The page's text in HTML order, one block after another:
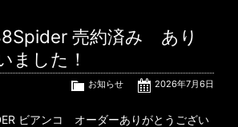
売約済み あり
ました！
2026年7月6日
お知らせ
ビアンコ オーダーありがとうござい